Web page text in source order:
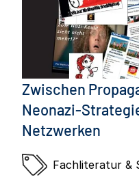
Zwischen
Neonazi-
Netzwerken
Fachliteratur &